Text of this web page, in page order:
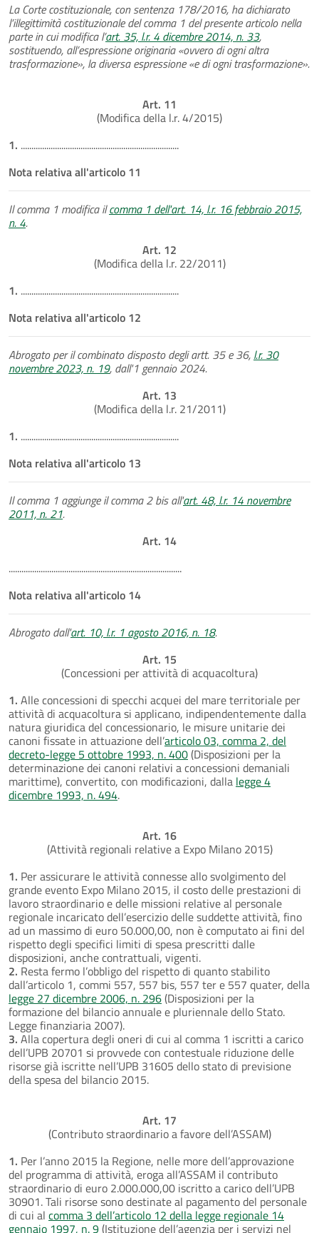
La Corte costituzionale, con sentenza 178/2016, ha dichiarato
l’illegittimità costituzionale del comma 1 del presente articolo nella
parte in cui modifica l’art. 35, l.r. 4 dicembre 2014, n. 33,
sostituendo, all’espressione originaria «ovvero di ogni altra
trasformazione», la diversa espressione «e di ogni trasformazione».
Art. 11
(Modifica della l.r. 4/2015)
1. ..........................................................................
Nota relativa all'articolo 11
Il comma 1 modifica ilcomma 1 dell'art. 14, l.r. 16 febbraio 2015,
n. 4.
Art. 12
(Modifica della l.r. 22/2011)
1. ..........................................................................
Nota relativa all'articolo 12
Abrogato per il combinato disposto degli artt. 35 e 36, l.r. 30
novembre 2023, n. 19, dall'1 gennaio 2024.
Art. 13
(Modifica della l.r. 21/2011)
1. ..........................................................................
Nota relativa all'articolo 13
Il comma 1 aggiunge il comma 2 bis all'art. 48, l.r. 14 novembre
2011, n. 21.
Art. 14
.................................................................................
Nota relativa all'articolo 14
Abrogato dall'art. 10, l.r. 1 agosto 2016, n. 18.
Art. 15
(Concessioni per attività di acquacoltura)
1. Alle concessioni di specchi acquei del mare territoriale per
attività di acquacoltura si applicano, indipendentemente dalla
natura giuridica del concessionario, le misure unitarie dei
canoni fissate in attuazione dell’articolo 03, comma 2, del
decreto-legge 5 ottobre 1993, n. 400(Disposizioni per la
determinazione dei canoni relativi a concessioni demaniali
marittime), convertito, con modificazioni, dalla legge 4
dicembre 1993, n. 494.
Art. 16
(Attività regionali relative a Expo Milano 2015)
1. Per assicurare le attività connesse allo svolgimento del
grande evento Expo Milano 2015, il costo delle prestazioni di
lavoro straordinario e delle missioni relative al personale
regionale incaricato dell’esercizio delle suddette attività, fino
ad un massimo di euro 50.000,00, non è computato ai fini del
rispetto degli specifici limiti di spesa prescritti dalle
disposizioni, anche contrattuali, vigenti.
2. Resta fermo l’obbligo del rispetto di quanto stabilito
dall’articolo 1, commi 557, 557 bis, 557 ter e 557 quater, della
legge 27 dicembre 2006, n. 296(Disposizioni per la
formazione del bilancio annuale e pluriennale dello Stato.
Legge finanziaria 2007).
3. Alla copertura degli oneri di cui al comma 1 iscritti a carico
dell’UPB 20701 si provvede con contestuale riduzione delle
risorse già iscritte nell’UPB 31605 dello stato di previsione
della spesa del bilancio 2015.
Art. 17
(Contributo straordinario a favore dell’ASSAM)
1. Per l’anno 2015 la Regione, nelle more dell’approvazione
del programma di attività, eroga all’ASSAM il contributo
straordinario di euro 2.000.000,00 iscritto a carico dell’UPB
30901. Tali risorse sono destinate al pagamento del personale
di cui al comma 3 dell’articolo 12 della legge regionale 14
gennaio 1997, n. 9(Istituzione dell’agenzia per i servizi nel